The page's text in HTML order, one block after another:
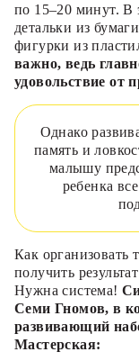
по 15–20 минут. В
детальки из
фигурки из
важно, ведь
удовольствие от
Однако
память и
малышу
ребенка
Как организовать
получить
Нужна система!
Семи Гномов, в
развивающий
Мастерская: